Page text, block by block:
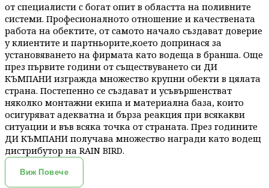
от специалисти с богат опит в областта на поливните
системи. Професионалното отношение и качествената
работа на обектите, от самото начало създават доверие
у клиентите и партньорите,което допринася за
установяването на фирмата като водеща в бранша. Още
през първите години от съществуването си ДИ
КЪМПАНИ изгражда множество крупни обекти в цялата
страна. Постепенно се създават и усъвършенстват
няколко монтажни екипа и материална база, които
осигуряват адекватна и бърза реакция при всякакви
ситуации и във всяка точка от страната. През годините
ДИ КЪМПАНИ получава множество награди като водещ
дистрибутор на RAIN BIRD.
Виж Повече